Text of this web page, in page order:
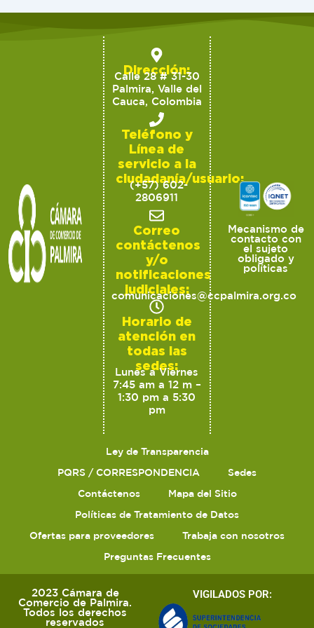
Dirección:
Calle 28 # 31-30
Palmira, Valle del
Cauca, Colombia
Teléfono y
Línea de
servicio a la
ciudadanía/usuario:
(+57) 602-
2806911
Correo
contáctenos
y/o
notificaciones
judiciales:
comunicaciones@ccpalmira.org.co
Horario de
atención en
todas las
sedes:
Lunes a Viernes
7:45 am a 12 m –
1:30 pm a 5:30
pm
Mecanismo de
contacto con
el sujeto
obligado y
políticas
Ley de Transparencia
PQRS / CORRESPONDENCIA
Sedes
Contáctenos
Mapa del Sitio
Políticas de Tratamiento de Datos
Ofertas para proveedores
Trabaja con nosotros
Preguntas Frecuentes
2023 Cámara de
Comercio de Palmira.
Todos los derechos
reservados
VIGILADOS POR: